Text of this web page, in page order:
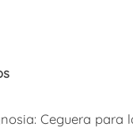
Ceguera para